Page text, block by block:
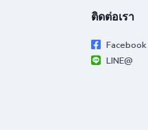
ติดต่อเรา
Facebook
LINE@